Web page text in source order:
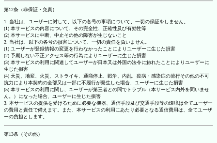
第12条（非保証・免責）
1. 当社は、ユーザーに対して、以下の各号の事項について、一切の保証をしません。
(1) 本サービスの内容について、その完全性、正確性及び有効性等
(2) 本サービスに中断、中止その他の障害が生じないこと
2. 当社は、以下の各号の損害について、一切の責任を負いません。
(1) ユーザーが登録情報の変更を行わなかったことによりユーザーに生じた損害
(2) 予期しない不正アクセス等の行為によりユーザーに生じた損害
(3) 本サービスの利用に関連してユーザーが日本又は外国の法令に触れたことによりユーザーに
生じた損害
(4) 天災、地変、火災、ストライキ、通商停止、戦争、内乱、疫病・感染症の流行その他の不可
抗力により本契約の全部又は一部に不履行が発生した場合、ユーザーに生じた損害
(5) 本サービスの利用に関し、ユーザーが第三者との間でトラブル（本サービス内外を問いませ
ん。）になった場合、ユーザーに生じた損害
3. 本サービスの提供を受けるために必要な機器、通信手段及び交通手段等の環境は全てユーザー
の費用と責任で備えます。また、本サービスの利用にあたり必要となる通信費用は、全てユーザ
ーの負担とします。
第13条（その他）